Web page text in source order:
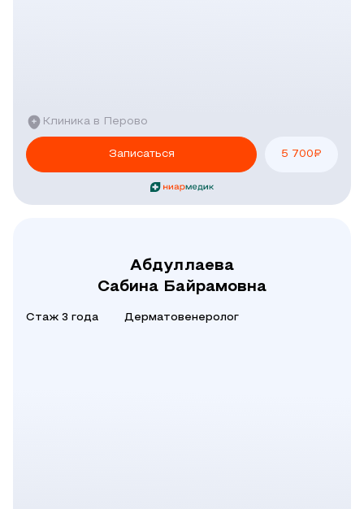
Клиника в Перово
Записаться 5 700₽
Абдуллаева
Сабина Байрамовна
Стаж 3 года Дерматовенеролог